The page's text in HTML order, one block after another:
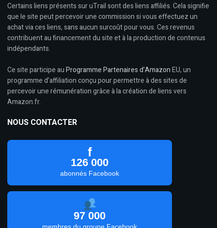
Certains liens présents sur uTrail sont des liens affiliés. Cela signifie
que le site peut percevoir une commission si vous effectuez un
achat via ces liens, sans aucun surcoût pour vous. Ces revenus
contribuent au financement du site et à la production de contenus
indépendants.
Ce site participe auProgramme Partenaires d’AmazonEU, un
programme d’affiliation conçu pour permettre à des sites de
percevoir une rémunération grâce à la création de liens vers
Amazon.fr.
NOUS CONTACTER
f
126 000
abonnés Facebook
97 000
membres du groupe Facebook